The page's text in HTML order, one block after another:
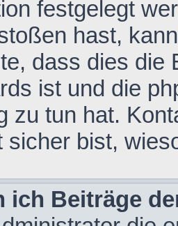
festgelegt
hast,
dass dies die
ist und die
zu tun hat.
sicher bist,
ich Beiträge